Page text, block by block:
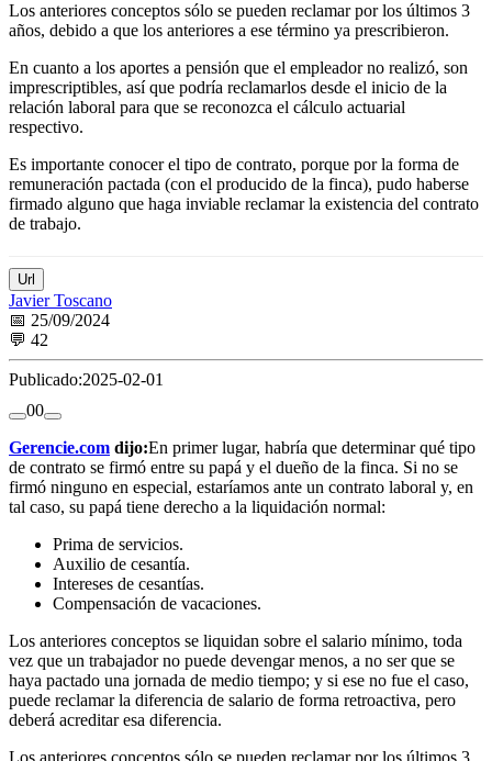
Los anteriores conceptos sólo se pueden reclamar por los últimos 3
años, debido a que los anteriores a ese término ya prescribieron.
En cuanto a los aportes a pensión que el empleador no realizó, son
imprescriptibles, así que podría reclamarlos desde el inicio de la
relación laboral para que se reconozca el cálculo actuarial
respectivo.
Es importante conocer el tipo de contrato, porque por la forma de
remuneración pactada (con el producido de la finca), pudo haberse
firmado alguno que haga inviable reclamar la existencia del contrato
de trabajo.
Url
Javier Toscano
📅 25/09/2024
💬 42
Publicado:2025-02-01
00
Gerencie.com dijo:En primer lugar, habría que determinar qué tipo
de contrato se firmó entre su papá y el dueño de la finca. Si no se
firmó ninguno en especial, estaríamos ante un contrato laboral y, en
tal caso, su papá tiene derecho a la liquidación normal:
Prima de servicios.
Auxilio de cesantía.
Intereses de cesantías.
Compensación de vacaciones.
Los anteriores conceptos se liquidan sobre el salario mínimo, toda
vez que un trabajador no puede devengar menos, a no ser que se
haya pactado una jornada de medio tiempo; y si ese no fue el caso,
puede reclamar la diferencia de salario de forma retroactiva, pero
deberá acreditar esa diferencia.